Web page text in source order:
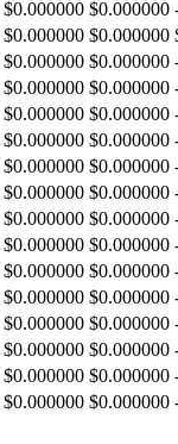
$0.000000 $0.000000
$0.000000 $0.000000
$0.000000 $0.000000
$0.000000 $0.000000
$0.000000 $0.000000
$0.000000 $0.000000
$0.000000 $0.000000
$0.000000 $0.000000
$0.000000 $0.000000
$0.000000 $0.000000
$0.000000 $0.000000
$0.000000 $0.000000
$0.000000 $0.000000
$0.000000 $0.000000
$0.000000 $0.000000
$0.000000 $0.000000